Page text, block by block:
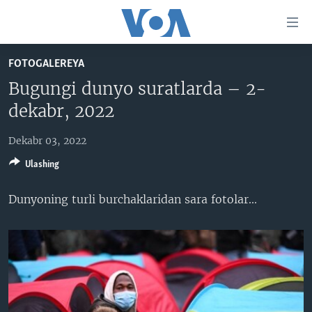
boring
Boshiga
Qidiruvga
o'ting
AMERIKA
MARKAZIY OSIYO
XALQARO
MULTIMEDIA
XALQARO HAYOT
VASHINGTON CHOYXONASI
MOBIL-SALOM!
FACEBOOK
YOUTUBE
INSTAGRAM
INGLIZ TILI DARSLARI
EDITORIAL
FOTOGALEREYA
Bugungi dunyo suratlarda – 2-
dekabr, 2022
Dekabr 03, 2022
Dunyoning turli burchaklaridan sara fotolar​...
Ulashing